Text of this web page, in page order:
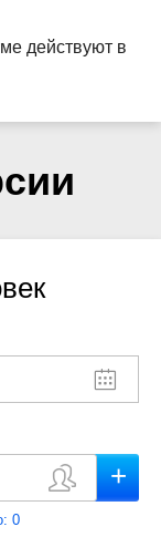
действуют в
0